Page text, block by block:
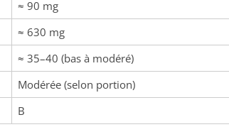
≈ 90 mg
≈ 630 mg
≈ 35–40 (bas à modéré)
Modérée (selon portion)
B